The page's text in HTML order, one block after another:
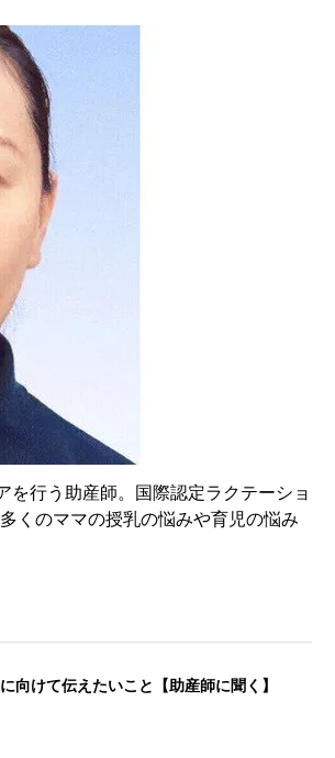
を行う助産師。国際認定ラクテーショ
くのママの授乳の悩みや育児の悩み
向けて伝えたいこと【助産師に聞く】